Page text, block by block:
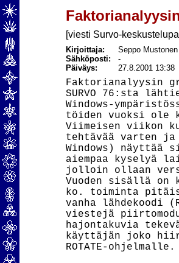
[viesti Survo-
Kirjoittaja:
Seppo Mustonen
Sähköposti: -
Päiväys:
27.8.2001 13:38
Faktorianalyysin
SURVO 76:sta
Windows-
töiden vuoksi ole
Viimeisen viikon
tehtävää varten ja
Windows)
aiempaa kyselyä
jolloin ollaan
Vuoden sisällä
ko. toiminta
vanha lähdekoodi
viestejä
hajontakuvia
käyttäjän joko
ROTATE-ohjelmalle.